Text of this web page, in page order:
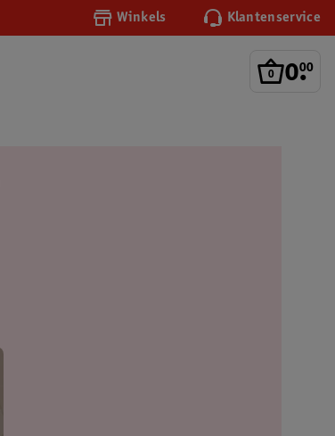
Winkels Klantenservice
0.
00